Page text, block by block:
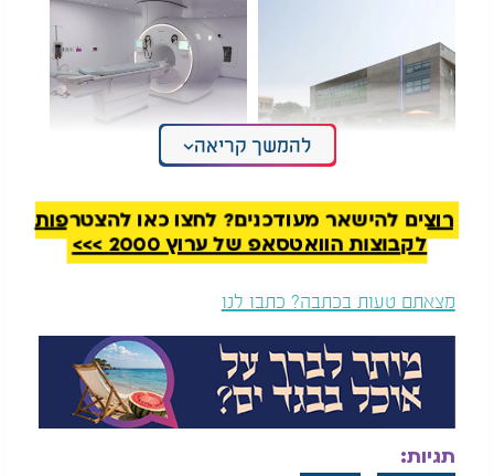
האשים את החיילים
גורש עקב השמצות
מהפכה רפואית באילת:
על פי חשד ראשוני, ייתכן שהתינוקת נחנקה מחלב
שפלטה. מדובר במצב מסוכן שעלול להתרחש בקרב
תינוקות, כאשר נוזלים חודרים לדרכי הנשימה ומובילים
למצוקה נשימתית קשה. נסיבות המקרה עדיין נבדקות
באופן מעמיק.
מהמרכז הרפואי זיו נמסר כי בני משפחתה של התינוקת
מקבלים בשעה קשה זו ליווי של הצוותים הרפואיים
והסוציאליים בבית החולים. המרכז הרפואי זיו הביע
השתתפות בצערה הכבד של המשפחה. תהא נשמתה
להמשך קריאה
רוצים להישאר מעודכנים? לחצו כאן להצטרפות
לקבוצות הוואטסאפ של ערוץ 2000 >>>
מצאתם טעות בכתבה? כתבו לנו
תגיות: